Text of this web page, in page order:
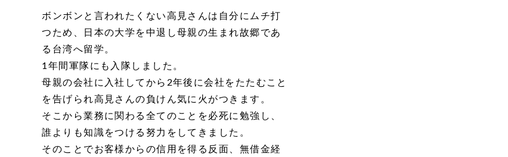
ボンボンと言われたくない高見さんは自分にムチ打
つため、日本の大学を中退し母親の生まれ故郷であ
る台湾へ留学。
1年間軍隊にも入隊しました。
母親の会社に入社してから2年後に会社をたたむこと
を告げられ高見さんの負けん気に火がつきます。
そこから業務に関わる全てのことを必死に勉強し、
誰よりも知識をつける努力をしてきました。
そのことでお客様からの信用を得る反面、無借金経